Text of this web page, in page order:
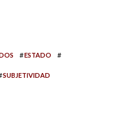
#ESTADO #
SUBJETIVIDAD